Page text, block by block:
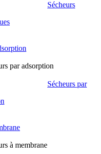
Sécheurs
par adsorption
Sécheurs par
à membrane